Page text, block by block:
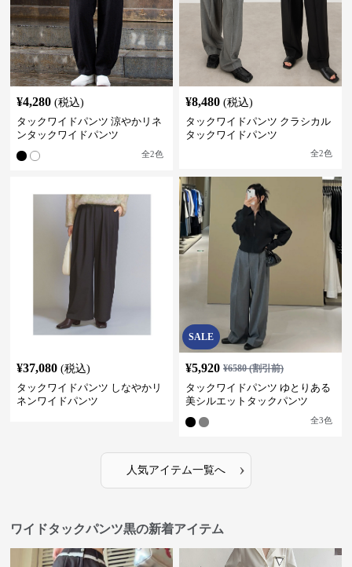
¥4,280 (税込)
タックワイドパンツ 涼やかリネ
ンタックワイドパンツ
全2色
¥8,480 (税込)
タックワイドパンツ クラシカル
タックワイドパンツ
全2色
¥37,080 (税込)
タックワイドパンツ しなやかリ
ネンワイドパンツ
SALE
¥5,920 ¥6580(割引前)
タックワイドパンツ ゆとりある
美シルエットタックパンツ
全3色
人気アイテム一覧へ ›
ワイドタックパンツ黒の新着アイテム